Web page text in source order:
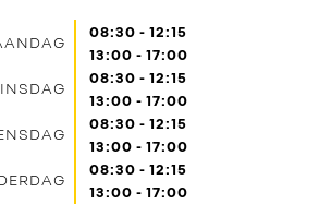
08:30 - 12:15
13:00 - 17:00
08:30 - 12:15
13:00 - 17:00
08:30 - 12:15
13:00 - 17:00
08:30 - 12:15
13:00 - 17:00